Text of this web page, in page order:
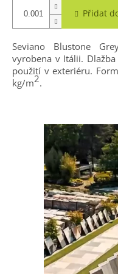
Přidat
Seviano Blustone
vyrobena v Itálii.
použití v exteriéru.
kg/m2.